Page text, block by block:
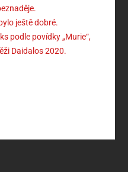
ještě dobré.
podle povídky „Murie“,
Daidalos 2020.